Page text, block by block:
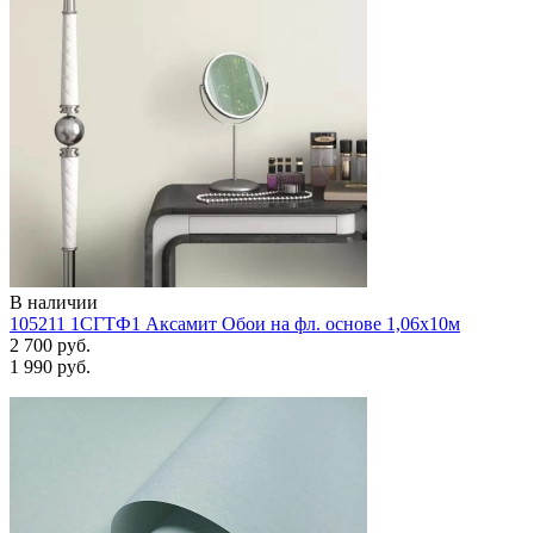
В наличии
105211 1СГТФ1 Аксамит Обои на фл. основе 1,06х10м
2 700 руб.
1 990 руб.